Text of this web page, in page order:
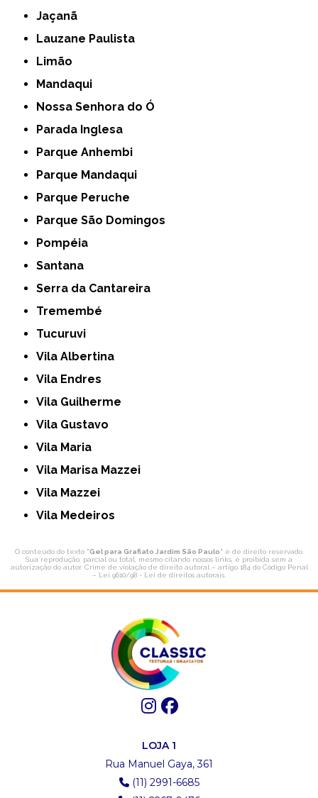
Jaçanã
Lauzane Paulista
Limão
Mandaqui
Nossa Senhora do Ó
Parada Inglesa
Parque Anhembi
Parque Mandaqui
Parque Peruche
Parque São Domingos
Pompéia
Santana
Serra da Cantareira
Tremembé
Tucuruvi
Vila Albertina
Vila Endres
Vila Guilherme
Vila Gustavo
Vila Maria
Vila Marisa Mazzei
Vila Mazzei
Vila Medeiros
O conteúdo do texto "Gel para Grafiato Jardim São Paulo" é de direito reservado.
Sua reprodução, parcial ou total, mesmo citando nossos links, é proibida sem a
autorização do autor. Crime de violação de direito autoral – artigo 184 do Código Penal
– Lei 9610/98 - Lei de direitos autorais
LOJA 1
Rua Manuel Gaya, 361
(11) 2991-6685